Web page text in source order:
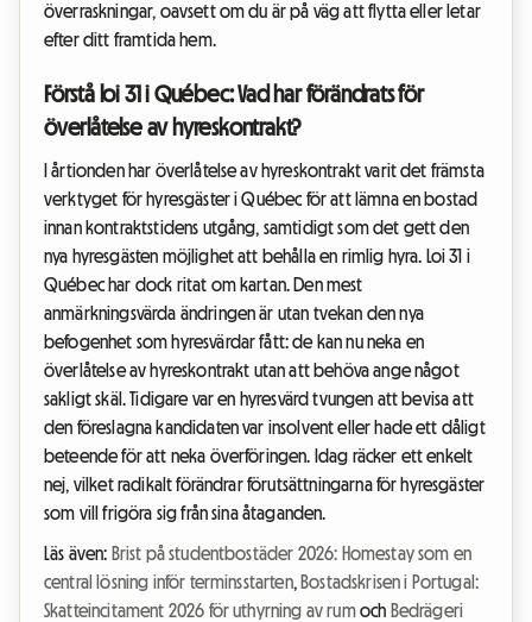
överraskningar, oavsett om du är på väg att flytta eller letar
efter ditt framtida hem.
Förstå loi 31 i Québec: Vad har förändrats för
överlåtelse av hyreskontrakt?
I årtionden har överlåtelse av hyreskontrakt varit det främsta
verktyget för hyresgäster i Québec för att lämna en bostad
innan kontraktstidens utgång, samtidigt som det gett den
nya hyresgästen möjlighet att behålla en rimlig hyra. Loi 31 i
Québec har dock ritat om kartan. Den mest
anmärkningsvärda ändringen är utan tvekan den nya
befogenhet som hyresvärdar fått: de kan nu neka en
överlåtelse av hyreskontrakt utan att behöva ange något
sakligt skäl. Tidigare var en hyresvärd tvungen att bevisa att
den föreslagna kandidaten var insolvent eller hade ett dåligt
beteende för att neka överföringen. Idag räcker ett enkelt
nej, vilket radikalt förändrar förutsättningarna för hyresgäster
som vill frigöra sig från sina åtaganden.
Läs även: Brist på studentbostäder 2026: Homestay som en
central lösning inför terminsstarten, Bostadskrisen i Portugal:
Skatteincitament 2026 för uthyrning av rumoch Bedrägeri